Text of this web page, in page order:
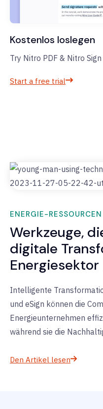
Kostenlos loslegen
Try Nitro PDF & Nitro
Start a free trial
ENERGIE-RESSOURCEN
Werkzeuge,
digitale
Intelligente
und eSign können die
Energieunternehmen
während sie die
Den Artikel lesen